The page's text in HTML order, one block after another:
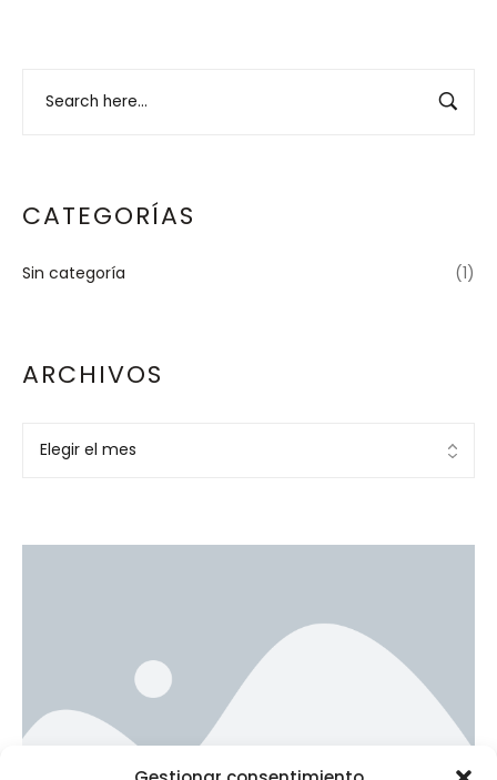
CATEGORÍAS
Sin categoría (1)
ARCHIVOS
Ad Banner